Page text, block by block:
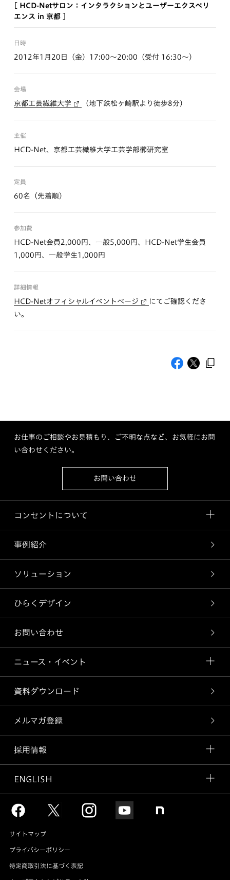
[ HCD-Netサロン：インタラクションとユーザーエクスペリ
エンス in 京都 ]
日時
2012年1月20日（金）17:00〜20:00（受付 16:30〜）
会場
京都工芸繊維大学 （地下鉄松ヶ崎駅より徒歩8分）
主催
HCD-Net、京都工芸繊維大学工芸学部櫛研究室
定員
60名（先着順）
参加費
HCD-Net会員2,000円、一般5,000円、HCD-Net学生会員
1,000円、一般学生1,000円
詳細情報
HCD-Netオフィシャルイベントページ
にてご確認くださ
い。
お仕事のご相談やお見積もり、ご不明な点など、お気軽にお問
い合わせください。
お問い合わせ
コンセントについて
事例紹介
ソリューション
ひらくデザイン
お問い合わせ
ニュース・イベント
資料ダウンロード
メルマガ登録
採用情報
ENGLISH
サイトマップ
プライバシーポリシー
特定商取引法に基づく表記